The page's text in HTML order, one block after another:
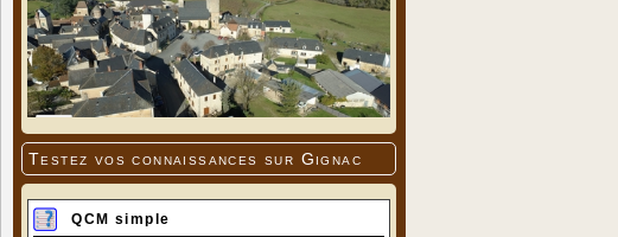
Testez vos connaissances sur Gignac
QCM simple